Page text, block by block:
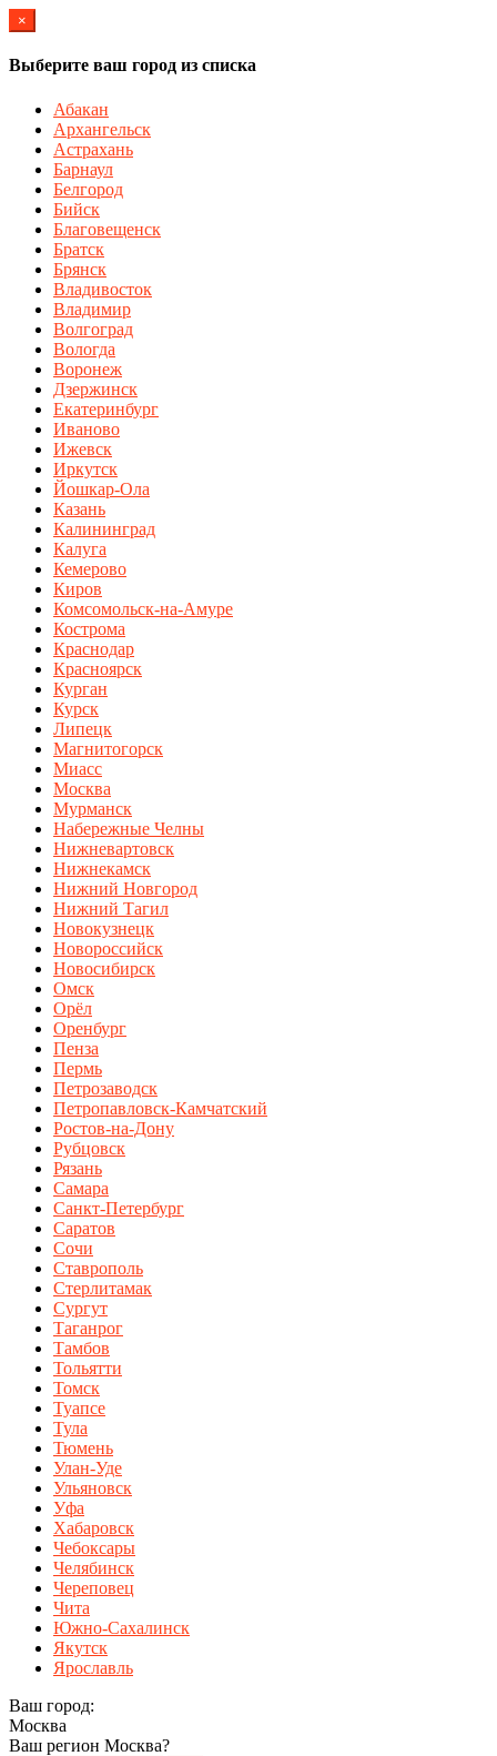
×
Выберите ваш город из списка
Абакан
Архангельск
Астрахань
Барнаул
Белгород
Бийск
Благовещенск
Братск
Брянск
Владивосток
Владимир
Волгоград
Вологда
Воронеж
Дзержинск
Екатеринбург
Иваново
Ижевск
Иркутск
Йошкар-Ола
Казань
Калининград
Калуга
Кемерово
Киров
Комсомольск-на-Амуре
Кострома
Краснодар
Красноярск
Курган
Курск
Липецк
Магнитогорск
Миасс
Москва
Мурманск
Набережные Челны
Нижневартовск
Нижнекамск
Нижний Новгород
Нижний Тагил
Новокузнецк
Новороссийск
Новосибирск
Омск
Орёл
Оренбург
Пенза
Пермь
Петрозаводск
Петропавловск-Камчатский
Ростов-на-Дону
Рубцовск
Рязань
Самара
Санкт-Петербург
Саратов
Сочи
Ставрополь
Стерлитамак
Сургут
Таганрог
Тамбов
Тольятти
Томск
Туапсе
Тула
Тюмень
Улан-Уде
Ульяновск
Уфа
Хабаровск
Чебоксары
Челябинск
Череповец
Чита
Южно-Сахалинск
Якутск
Ярославль
Ваш город:
Москва
Ваш регион Москва?